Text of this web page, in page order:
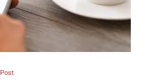
Post